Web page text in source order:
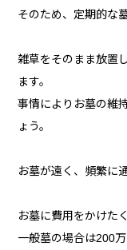
そのため、定期的な
雑草をそのまま放置
ます。
事情によりお墓の維
ょう。
お墓が遠く、頻繁に
お墓に費用をかけた
一般墓の場合は200